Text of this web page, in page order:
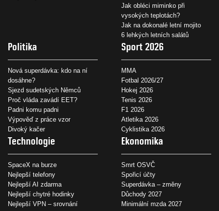
Jak obléci miminko při
vysokých teplotách?
Jak na dokonalé letní mojito
6 lehkých letních salátů
Politika
Nová superdávka: kdo na ní
dosáhne?
Sjezd sudetských Němců
Proč vláda zavádí EET?
Padni komu padni
Výpověď z práce vzor
Divoký kačer
Sport 2026
MMA
Fotbal 2026/27
Hokej 2026
Tenis 2026
F1 2026
Atletika 2026
Cyklistika 2026
Technologie
SpaceX na burze
Nejlepší telefony
Nejlepší AI zdarma
Nejlepší chytré hodinky
Nejlepší VPN – srovnání
Ekonomika
Smrt OSVČ
Spořicí účty
Superdávka – změny
Důchody 2027
Minimální mzda 2027